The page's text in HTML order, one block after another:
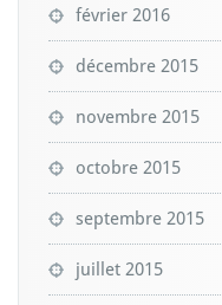
février 2016
décembre 2015
novembre 2015
octobre 2015
septembre 2015
juillet 2015